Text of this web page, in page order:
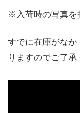
※入荷時の写真を
すでに在庫がな
りますのでご了承